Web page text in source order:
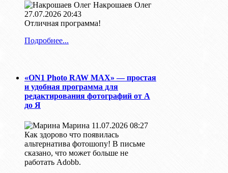
Накрошаев Олег
27.07.2026 20:43
Отличная программа!
Подробнее...
«ON1 Photo RAW MAX» — простая
и удобная программа для
редактирования фотографий от А
до Я
Марина 11.07.2026 08:27
Как здорово что появилась
альтернатива фотошопу! В письме
сказано, что может больше не
работать Adobb.